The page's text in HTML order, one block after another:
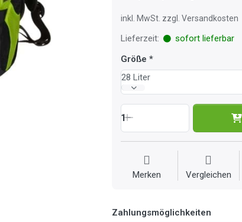
inkl. MwSt. zzgl. Versandkosten
Lieferzeit:
sofort lieferbar
Größe
28 Liter
1
Merken Vergleichen
Zahlungsmöglichkeiten